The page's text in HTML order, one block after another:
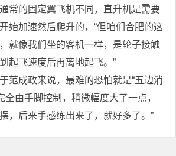
常的固定翼飞机不同，直升机是需要
始加速然后爬升的，“但咱们合肥的这
就像我们坐的客机一样，是轮子接触
起飞速度后再离地起飞。”
成政来说，最难的恐怕就是“五边消
全由手脚控制，稍微幅度大了一点，
，后来手感练出来了，就好多了。”